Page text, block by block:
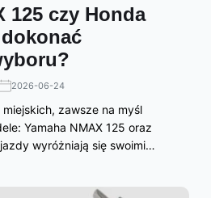
125 czy Honda
dokonać
2026-06-24
zawsze na myśl
Yamaha NMAX 125 oraz
wyróżniają się swoimi…